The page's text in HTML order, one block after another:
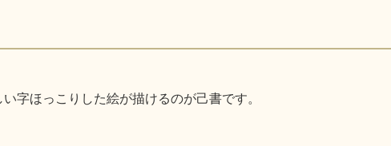
字ほっこりした絵が描けるのが己書です。